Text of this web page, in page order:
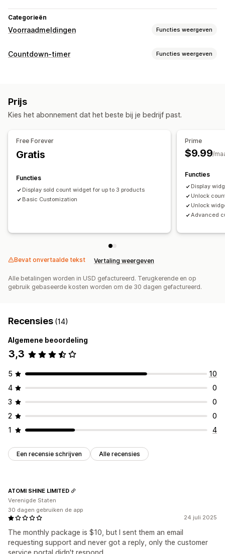
Categorieën
Voorraadmeldingen Functies weergeven
Meldingen
Aanpassing
Countdown-timer Functies weergeven
Animaties
Dagelijkse deals
Speciaal evenement
Voorbestelling Winkellancering
Prijs
Kies het abonnement dat het beste bij je bedrijf past.
Free Forever
Gratis
Functies
Display sold count widget for up to 3 products
Basic Customization
Prime
$9.99/
Functies
Display
Unlock
Unlock
Advanced
Bevat onvertaalde tekst Vertaling weergeven
Alle betalingen worden in USD gefactureerd. Terugkerende en op
gebruik gebaseerde kosten worden om de 30 dagen gefactureerd.
Recensies (14)
Algemene beoordeling
3,3
5
10
4
0
3
0
2
0
1
4
Een recensie schrijven Alle recensies
24 juli 2025
The monthly package is $10, but I sent them an email
requesting support and never got a reply, only the customer
ATOMI SHINE LIMITED
Verenigde Staten
30 dagen gebruiken de app